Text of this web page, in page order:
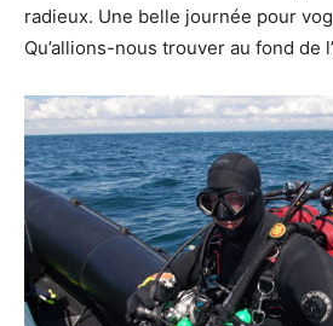
radieux. Une belle journée pour
Qu’allions-nous trouver au fond de